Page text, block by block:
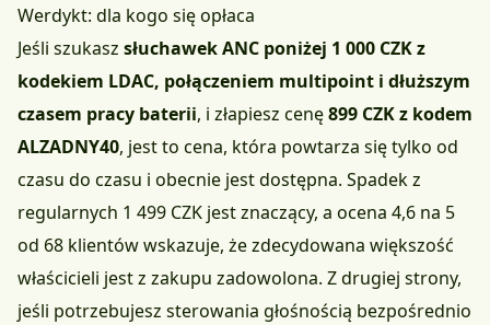
Werdykt: dla kogo się opłaca
Jeśli szukasz słuchawek ANC poniżej 1 000 CZK z
kodekiem LDAC, połączeniem multipoint i dłuższym
czasem pracy baterii, i złapiesz cenę899 CZK z kodem
ALZADNY40, jest to cena, która powtarza się tylko od
czasu do czasu i obecnie jest dostępna. Spadek z
regularnych 1 499 CZK jest znaczący, a ocena 4,6 na 5
od 68 klientów wskazuje, że zdecydowana większość
właścicieli jest z zakupu zadowolona. Z drugiej strony,
jeśli potrzebujesz sterowania głośnością bezpośrednio